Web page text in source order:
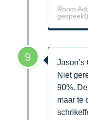
Room
9
Jason’s
Niet
90%.
maar te